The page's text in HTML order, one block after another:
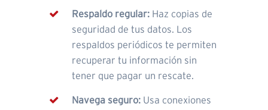
Respaldo regular: Haz copias de
seguridad de tus datos. Los
respaldos periódicos te permiten
recuperar tu información sin
tener que pagar un rescate.
Navega seguro: Usa conexiones